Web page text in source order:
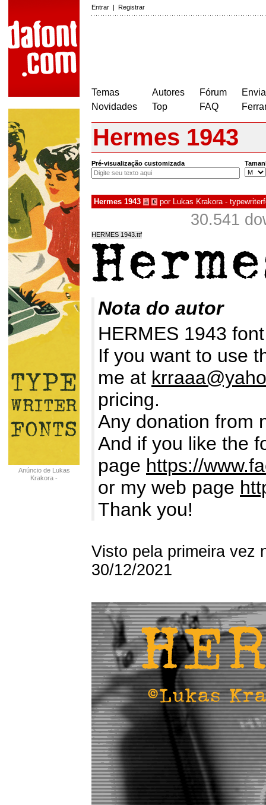
Entrar | Registrar
Temas
Novidades
Autores
Top
Fórum
FAQ
Anúncio de Lukas
Krakora -
Hermes 1943
Pré-visualização customizada
Hermes 1943 à € por Lukas Krakora -
30.541
HERMES 1943.ttf
Nota do autor
HERMES 1943
If you want to use
me at
pricing.
Any donation from
And if you like the
page https://
or my web page
Thank you!
Visto pela primeira vez
30/12/2021